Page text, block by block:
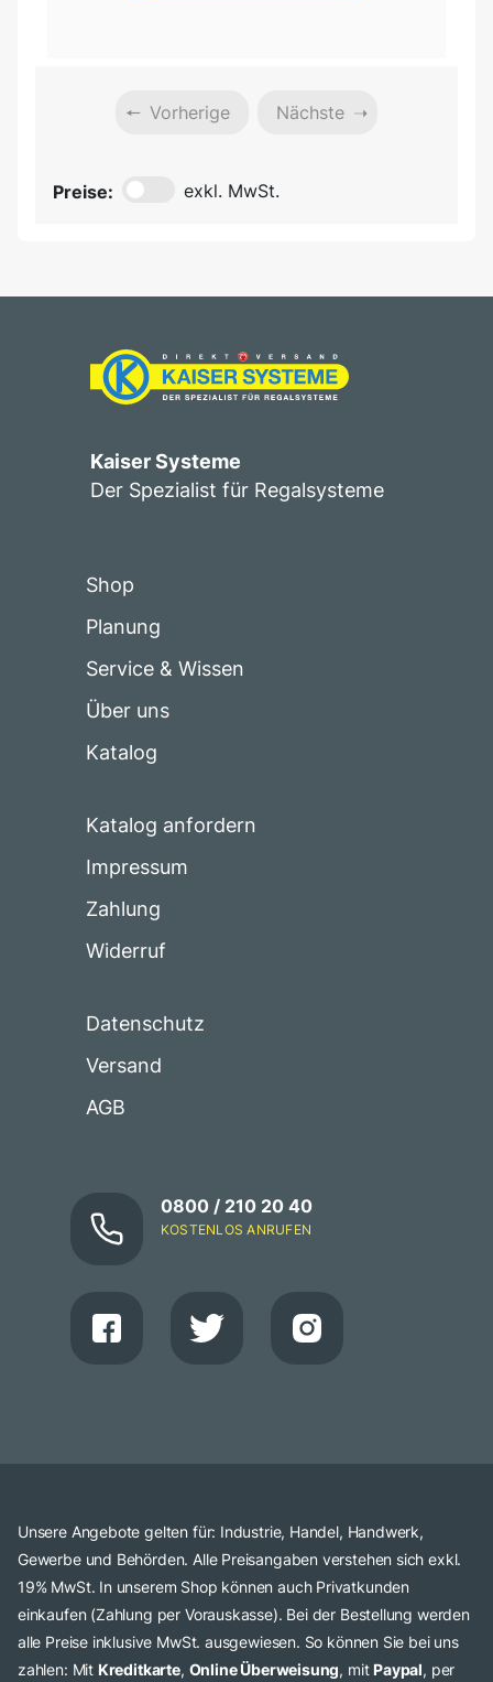
Vorherige Nächste
Preise: exkl. MwSt.
Kaiser Systeme
Der Spezialist für Regalsysteme
Shop
Planung
Service & Wissen
Über uns
Katalog
Katalog anfordern
Impressum
Zahlung
Widerruf
Datenschutz
Versand
AGB
0800 / 210 20 40
KOSTENLOS ANRUFEN
Unsere Angebote gelten für: Industrie, Handel, Handwerk,
Gewerbe und Behörden. Alle Preisangaben verstehen sich exkl.
19% MwSt. In unserem Shop können auch Privatkunden
einkaufen (Zahlung per Vorauskasse). Bei der Bestellung werden
alle Preise inklusive MwSt. ausgewiesen. So können Sie bei uns
zahlen: Mit Kreditkarte, Online Überweisung, mit Paypal, per